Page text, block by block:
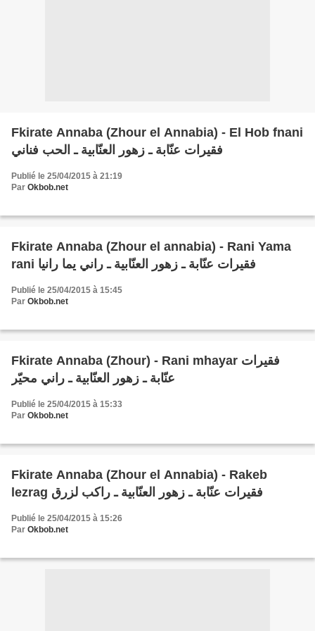
Fkirate Annaba (Zhour el Annabia) - El Hob fnani
فقيرات عنّابة ـ زهور العنّابية ـ الحب فناني
Publié le 25/04/2015 à 21:19
Par Okbob.net
Fkirate Annaba (Zhour el annabia) - Rani Yama
rani فقيرات عنّابة ـ زهور العنّابية ـ راني يما رانيا
Publié le 25/04/2015 à 15:45
Par Okbob.net
Fkirate Annaba (Zhour) - Rani mhayar فقيرات
عنّابة ـ زهور العنّابية ـ راني محيّر
Publié le 25/04/2015 à 15:33
Par Okbob.net
Fkirate Annaba (Zhour el Annabia) - Rakeb
lezrag فقيرات عنّابة ـ زهور العنّابية ـ راكب لزرق
Publié le 25/04/2015 à 15:26
Par Okbob.net